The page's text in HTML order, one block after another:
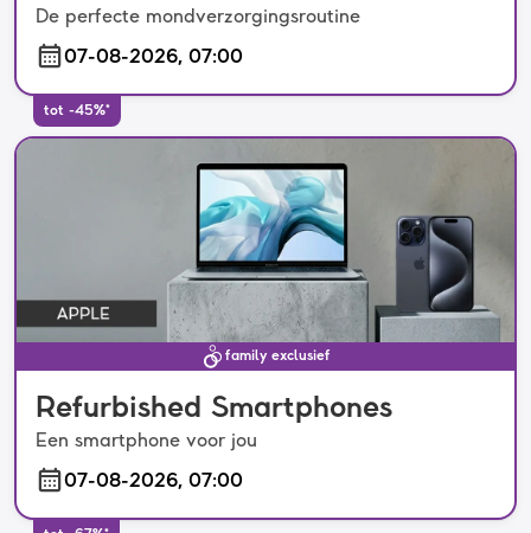
De perfecte mondverzorgingsroutine
07-08-2026, 07:00
tot -45%*
family exclusief
Refurbished Smartphones
Een smartphone voor jou
07-08-2026, 07:00